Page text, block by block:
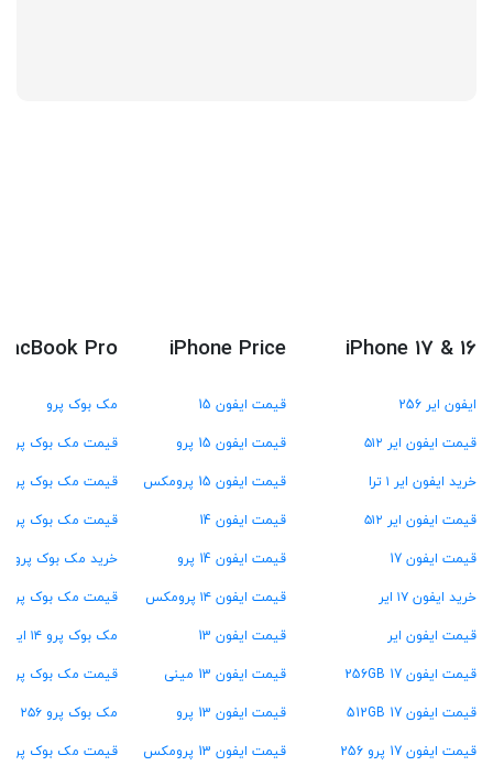
iPhone 17 & 16
ایفون ایر 256
قیمت ایفون ایر ۵۱۲
خرید ایفون ایر ۱ ترا
قیمت ایفون ایر ۵۱۲
قیمت ایفون 17
خرید ایفون ۱۷ ایر
قیمت ایفون ایر
قیمت ایفون 17 256GB
قیمت ایفون 17 512GB
قیمت ایفون 17 پرو 256
iPhone Price
قیمت ایفون 15
قیمت ایفون 15 پرو
قیمت ایفون 15 پرومکس
قیمت ایفون 14
قیمت ایفون 14 پرو
قیمت ایفون ۱۴ پرومکس
قیمت ایفون 13
قیمت ایفون 13 مینی
قیمت ایفون 13 پرو
قیمت ایفون 13 پرومکس
Pro
مک بوک پرو
قیمت مک بوک پرو M4
قیمت مک بوک پرو M3
قیمت مک بوک پرو M2
خرید مک بوک پرو M1
قیمت مک بوک پرو ۱۳ اینچ
مک بوک پرو ۱۴ اینچ
قیمت مک بوک پرو ۱۶ اینچ
مک بوک پرو ۲۵۶ گیگ
قیمت مک بوک پرو ۵۱۲ گیگ